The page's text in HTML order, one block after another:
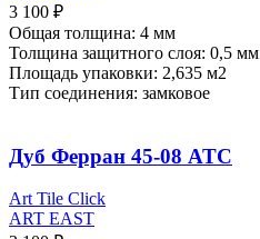
3 100 ₽
Общая толщина: 4 мм
Толщина защитного слоя: 0,5 мм
Площадь упаковки: 2,635 м2
Тип соединения: замковое
Дуб Ферран 45-08 ATC
Art Tile Click
ART EAST